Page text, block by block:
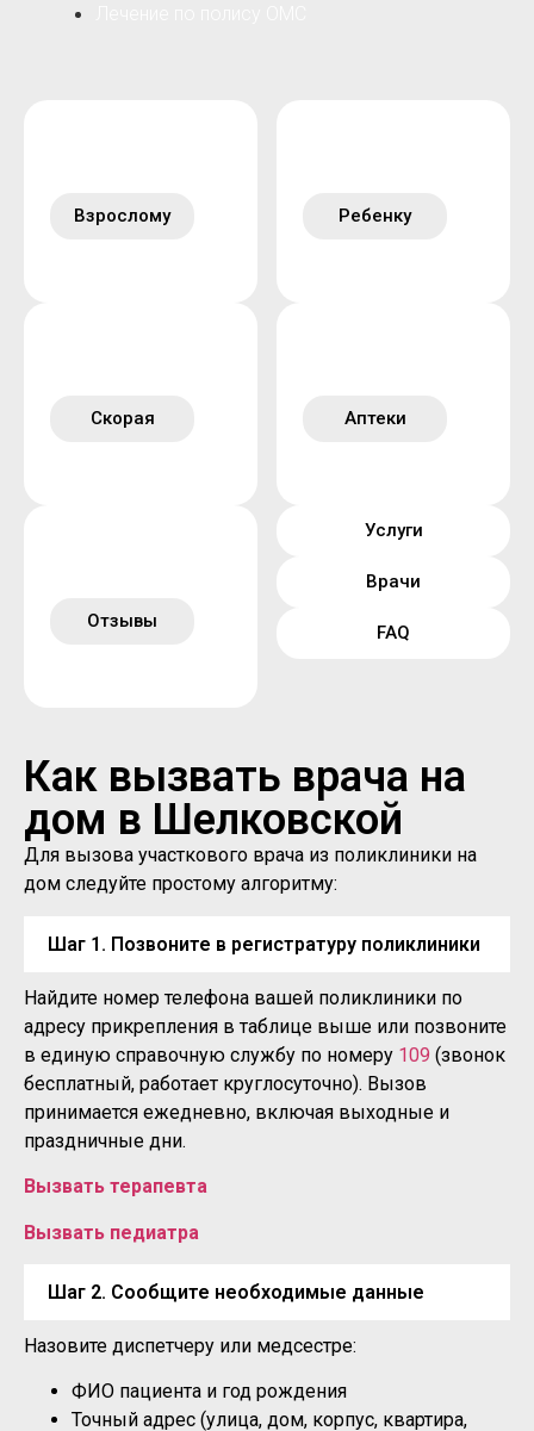
Взрослому Ребенку
Скорая Аптеки
Отзывы
Услуги
Врачи
FAQ
Как вызвать врача на
дом в Шелковской
Для вызова участкового врача из поликлиники на
дом следуйте простому алгоритму:
Шаг 1. Позвоните в регистратуру поликлиники
Найдите номер телефона вашей поликлиники по
адресу прикрепления в таблице выше или позвоните
в единую справочную службу по номеру 109 (звонок
бесплатный, работает круглосуточно). Вызов
принимается ежедневно, включая выходные и
праздничные дни.
Вызвать терапевта
Вызвать педиатра
Шаг 2. Сообщите необходимые данные
Назовите диспетчеру или медсестре:
ФИО пациента и год рождения
Точный адрес (улица, дом, корпус, квартира,